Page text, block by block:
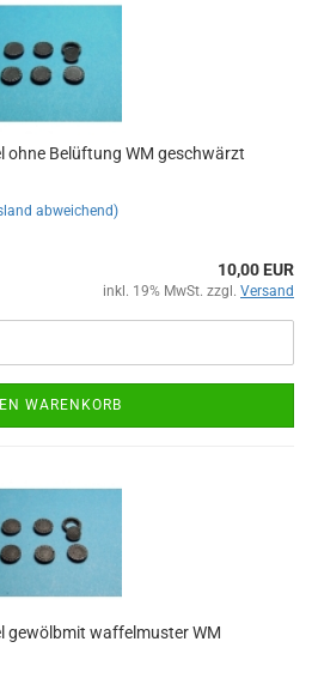
ohne Belüftung WM geschwärzt
abweichend)
10,00 EUR
inkl. 19% MwSt. zzgl. Versand
WARENKORB
gewölbmit waffelmuster WM